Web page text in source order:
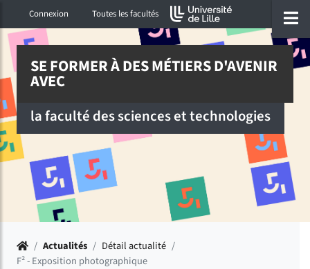
Accéder au menu principal
Accéder à la recherche
Accéder au pied de page
Connexion Toutes les facultés
menu
SE FORMER À DES MÉTIERS D'AVENIR
AVEC
la faculté des sciences et technologies
Accueil
/ Actualités / Détail actualité /
F² - Exposition photographique